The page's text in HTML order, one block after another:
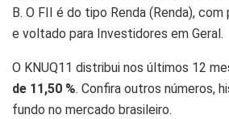
B. O FII é do tipo Renda (Renda),
e voltado para Investidores em Geral.
O KNUQ11 distribui nos últimos 12
de 11,50 %. Confira outros números,
fundo no mercado brasileiro.